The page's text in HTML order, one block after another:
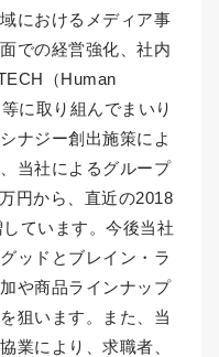
におけるメディア事
での経営強化、社内
（Human
に取り組んでまいり
ナジー創出施策によ
当社によるグループ
円から、直近の2018
ています。今後当社
ッドとブレイン・ラ
や商品ラインナップ
狙います。また、当
業により、求職者、